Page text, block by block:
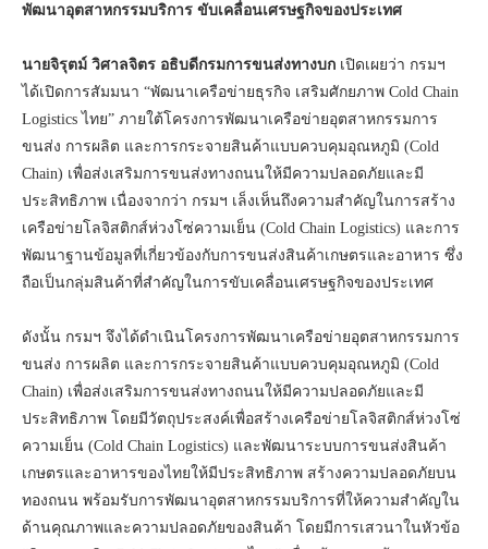
พัฒนาอุตสาหกรรมบริการ ขับเคลื่อนเศรษฐกิจของประเทศ
นายจิรุตม์ วิศาลจิตร อธิบดีกรมการขนส่งทางบก เปิดเผยว่า กรมฯ
ได้เปิดการสัมมนา “พัฒนาเครือข่ายธุรกิจ เสริมศักยภาพ Cold Chain
Logistics ไทย” ภายใต้โครงการพัฒนาเครือข่ายอุตสาหกรรมการ
ขนส่ง การผลิต และการกระจายสินค้าแบบควบคุมอุณหภูมิ (Cold
Chain) เพื่อส่งเสริมการขนส่งทางถนนให้มีความปลอดภัยและมี
ประสิทธิภาพ เนื่องจากว่า กรมฯ เล็งเห็นถึงความสำคัญในการสร้าง
เครือข่ายโลจิสติกส์ห่วงโซ่ความเย็น (Cold Chain Logistics) และการ
พัฒนาฐานข้อมูลที่เกี่ยวข้องกับการขนส่งสินค้าเกษตรและอาหาร ซึ่ง
ถือเป็นกลุ่มสินค้าที่สำคัญในการขับเคลื่อนเศรษฐกิจของประเทศ
ดังนั้น กรมฯ จึงได้ดำเนินโครงการพัฒนาเครือข่ายอุตสาหกรรมการ
ขนส่ง การผลิต และการกระจายสินค้าแบบควบคุมอุณหภูมิ (Cold
Chain) เพื่อส่งเสริมการขนส่งทางถนนให้มีความปลอดภัยและมี
ประสิทธิภาพ โดยมีวัตถุประสงค์เพื่อสร้างเครือข่ายโลจิสติกส์ห่วงโซ่
ความเย็น (Cold Chain Logistics) และพัฒนาระบบการขนส่งสินค้า
เกษตรและอาหารของไทยให้มีประสิทธิภาพ สร้างความปลอดภัยบน
ทองถนน พร้อมรับการพัฒนาอุตสาหกรรมบริการที่ให้ความสำคัญใน
ด้านคุณภาพและความปลอดภัยของสินค้า โดยมีการเสวนาในหัวข้อ